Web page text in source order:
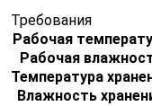
Требования
Рабочая
Рабочая
Температура
Влажность